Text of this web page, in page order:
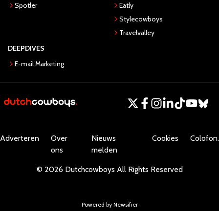
Spotler
Eatly
Stylecowboys
Travelvalley
DEEPDIVES
E-mail Marketing
Adverteren
Over
ons
Nieuws
melden
Cookies Colofon.
© 2026 Dutchcowboys All Rights Reserved
Powered by Newsifier